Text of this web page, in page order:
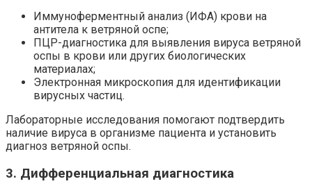
Иммуноферментный анализ (ИФА) крови на
антитела к ветряной оспе;
ПЦР-диагностика для выявления вируса ветряной
оспы в крови или других биологических
материалах;
Электронная микроскопия для идентификации
вирусных частиц.
Лабораторные исследования помогают подтвердить
наличие вируса в организме пациента и установить
диагноз ветряной оспы.
3. Дифференциальная диагностика